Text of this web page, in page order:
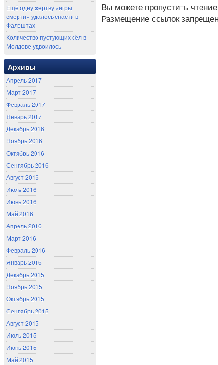
Ещё одну жертву «игры
смерти» удалось спасти в
Фалештах
Количество пустующих сёл в
Молдове удвоилось
Архивы
Апрель 2017
Март 2017
Февраль 2017
Январь 2017
Декабрь 2016
Ноябрь 2016
Октябрь 2016
Сентябрь 2016
Август 2016
Июль 2016
Июнь 2016
Май 2016
Апрель 2016
Март 2016
Февраль 2016
Январь 2016
Декабрь 2015
Ноябрь 2015
Октябрь 2015
Сентябрь 2015
Август 2015
Июль 2015
Июнь 2015
Май 2015
Вы можете пропустить
Размещение ссылок